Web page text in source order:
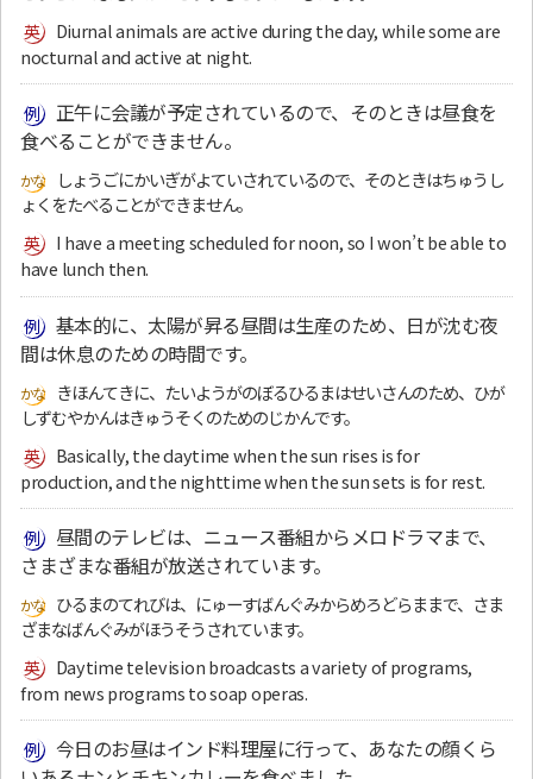
Diurnal animals are active during the day, while some are
nocturnal and active at night.
正午に会議が予定されているので、そのときは昼食を
食べることができません。
しょうごにかいぎがよていされているので、そのときはちゅうし
ょくをたべることができません。
I have a meeting scheduled for noon, so I won’t be able to
have lunch then.
基本的に、太陽が昇る昼間は生産のため、日が沈む夜
間は休息のための時間です。
きほんてきに、たいようがのぼるひるまはせいさんのため、ひが
しずむやかんはきゅうそくのためのじかんです。
Basically, the daytime when the sun rises is for
production, and the nighttime when the sun sets is for rest.
昼間のテレビは、ニュース番組からメロドラマまで、
さまざまな番組が放送されています。
ひるまのてれびは、にゅーすばんぐみからめろどらままで、さま
ざまなばんぐみがほうそうされています。
Daytime television broadcasts a variety of programs,
from news programs to soap operas.
今日のお昼はインド料理屋に行って、あなたの顔くら